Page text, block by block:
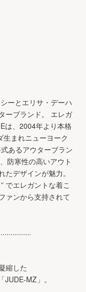
ーとエリサ・デーハ
ーブランド。 エレガ
は、2004年より本格
生まれニューヨーク
あるアウターブラン
防寒性の高いアウト
たデザインが魅力。
でエレガントな着こ
ァンから支持されて
縮した
MZ」。